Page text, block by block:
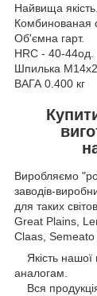
Найвища якість.
Комбинованая
Об'ємна гарт.
HRC - 40-44од.
Шпилька
ВАГА 0.400 кг
Виробляємо
заводів-
для таких
Great Plains,
Claas, Semeato
Якість нашої
аналогам.
Вся продукція